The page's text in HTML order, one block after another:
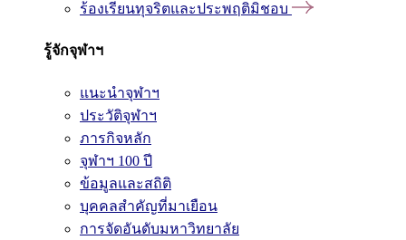
ร้องเรียนทุจริตและประพฤติมิชอบ
รู้จักจุฬาฯ
แนะนำจุฬาฯ
ประวัติจุฬาฯ
ภารกิจหลัก
จุฬาฯ 100 ปี
ข้อมูลและสถิติ
บุคคลสำคัญที่มาเยือน
การจัดอันดับมหาวิทยาลัย